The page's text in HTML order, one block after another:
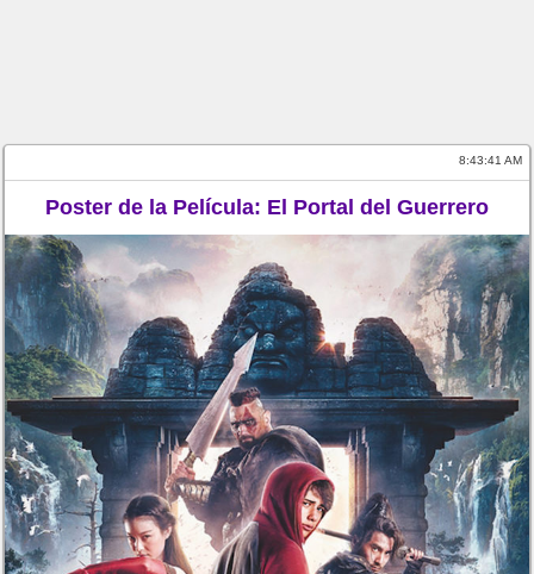
8:43:41 AM
Poster de la Película: El Portal del Guerrero